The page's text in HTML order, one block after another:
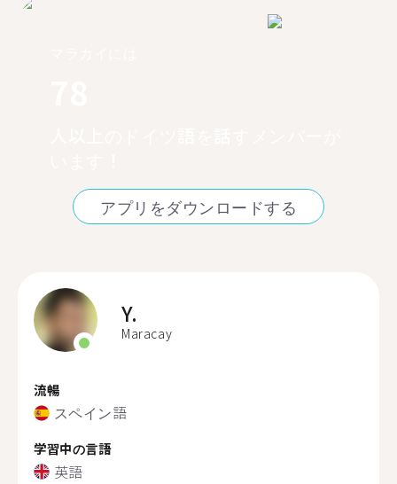
アプリをダウンロードする
Y.
Maracay
流暢
スペイン語
学習中の言語
英語